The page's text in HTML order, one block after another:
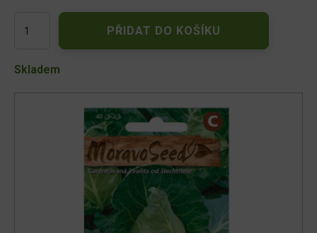
hlávkové
PYLON
PŘIDAT DO KOŠÍKU
Skladem